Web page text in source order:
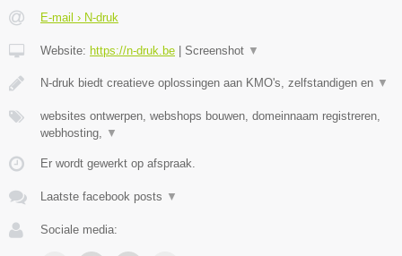
E-mail › N-druk
Website: https://n-druk.be | Screenshot ▼
N-druk biedt creatieve oplossingen aan KMO's, zelfstandigen en ▼
websites ontwerpen, webshops bouwen, domeinnaam registreren,
webhosting,
▼
Er wordt gewerkt op afspraak.
Laatste facebook posts ▼
Sociale media: